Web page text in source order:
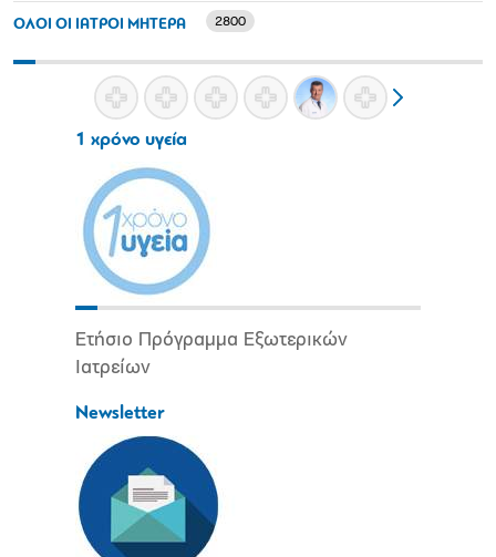
ΟΛΟΙ ΟΙ ΙΑΤΡΟΙ ΜΗΤΕΡΑ 2800
1 χρόνο υγεία
Ετήσιο Πρόγραμμα Εξωτερικών
Ιατρείων
Newsletter